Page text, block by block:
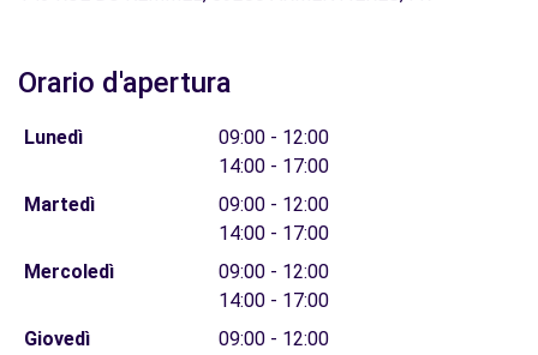
Orario d'apertura
Lunedì
09:00 - 12:00
14:00 - 17:00
Martedì
09:00 - 12:00
14:00 - 17:00
Mercoledì
09:00 - 12:00
14:00 - 17:00
Giovedì
09:00 - 12:00